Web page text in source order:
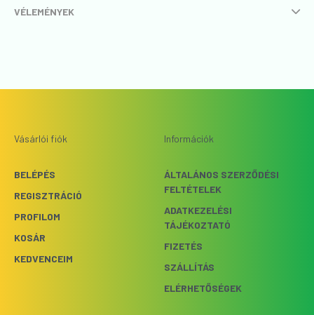
VÉLEMÉNYEK
Vásárlói fiók
BELÉPÉS
REGISZTRÁCIÓ
PROFILOM
KOSÁR
KEDVENCEIM
Információk
ÁLTALÁNOS SZERZŐDÉSI
FELTÉTELEK
ADATKEZELÉSI
TÁJÉKOZTATÓ
FIZETÉS
SZÁLLÍTÁS
ELÉRHETŐSÉGEK